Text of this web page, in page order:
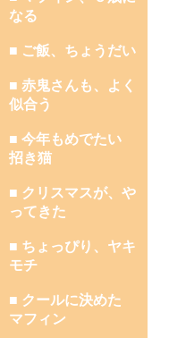
なる
■ ご飯、ちょうだい
■ 赤鬼さんも、よく
似合う
■ 今年もめでたい
招き猫
■ クリスマスが、や
ってきた
■ ちょっぴり、ヤキ
モチ
■ クールに決めた
マフィン